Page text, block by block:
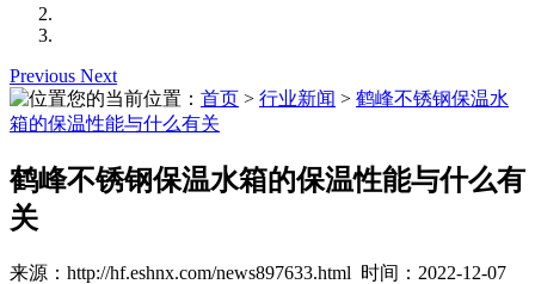
Previous Next
您的当前位置： 首页 > 行业新闻 > 鹤峰不锈钢保温水
箱的保温性能与什么有关
鹤峰不锈钢保温水箱的保温性能与什么有
关
来源：http://hf.eshnx.com/news897633.html 时间：2022-12-07